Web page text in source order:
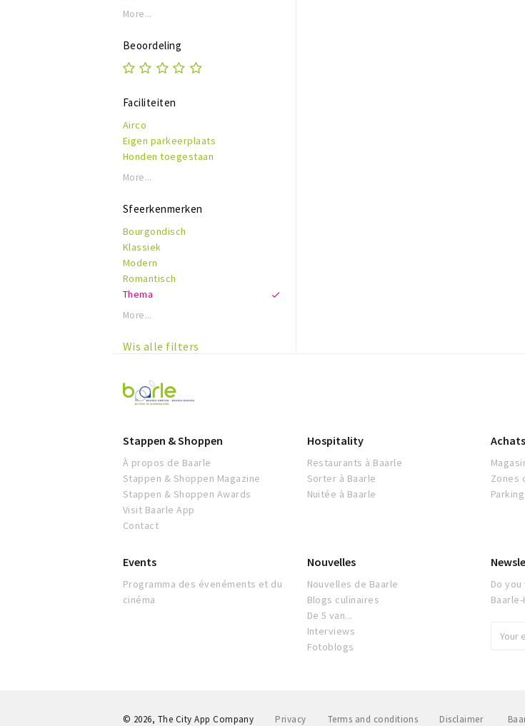
More...
Beoordeling
Faciliteiten
Airco
Eigen parkeerplaats
Honden toegestaan
Rolstoeltoegankelijk
Kindvriendelijk
Terras of binnentuin
WiFi
More...
Sfeerkenmerken
Bourgondisch
Klassiek
Modern
Romantisch
Thema
More...
Wis alle filters
Visit
Baarle
Stappen & Shoppen
À propos de Baarle
Stappen & Shoppen Magazine
Stappen & Shoppen Awards
Visit Baarle App
Contact
Hospitality
Restaurants à Baarle
Sorter à Baarle
Nuitée à Baarle
Achats
Zones
Events
Programma des évenéments et du
cinéma
Nouvelles
Nouvelles de Baarle
Blogs culinaires
De 5 van...
Interviews
Fotoblogs
Do
Privacy Terms and conditions Disclaimer
© 2026, The City App Company